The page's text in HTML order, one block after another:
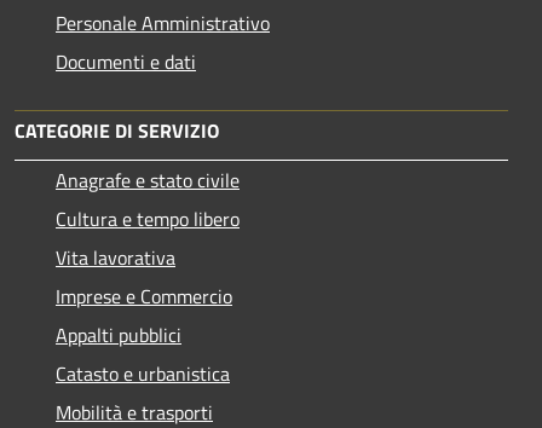
Personale Amministrativo
Documenti e dati
CATEGORIE DI SERVIZIO
Anagrafe e stato civile
Cultura e tempo libero
Vita lavorativa
Imprese e Commercio
Appalti pubblici
Catasto e urbanistica
Mobilità e trasporti